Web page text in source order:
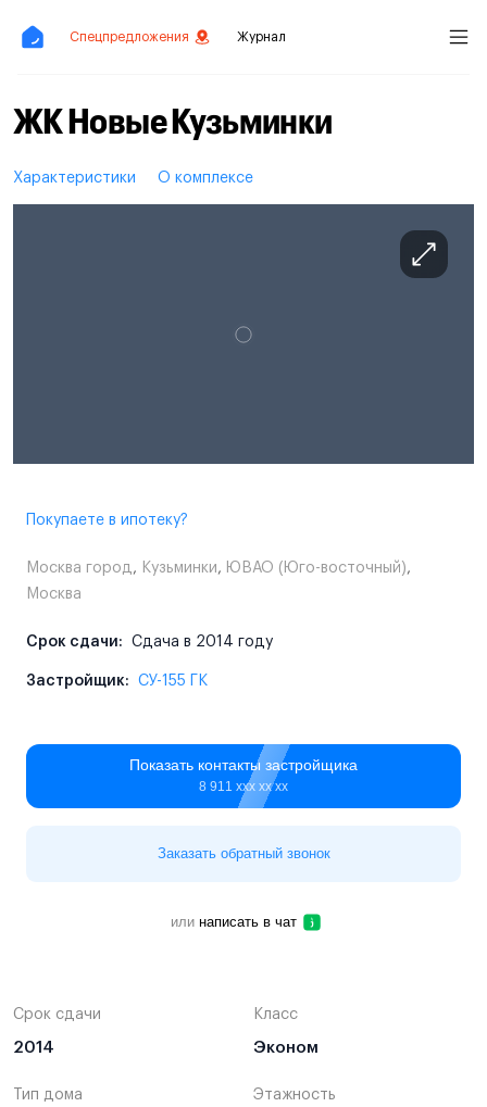
Спецпредложения Журнал
ЖК Новые Кузьминки
Характеристики О комплексе
Покупаете в ипотеку?
Москва город , Кузьминки, ЮВАО (Юго-восточный),
Москва
Срок сдачи: Сдача в 2014 году
Застройщик: СУ-155 ГК
Показать контакты застройщика
8 911 ххх хх хх
Заказать обратный звонок
или написать в чат
Срок сдачи
2014
Класс
Эконом
Тип дома Этажность